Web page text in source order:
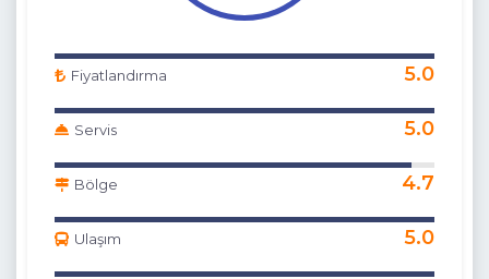
Fiyatlandırma 5.0
Servis 5.0
Bölge 4.7
Ulaşım 5.0